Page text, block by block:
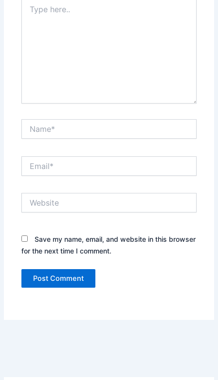
here..
Save my name, email, and website in this browser
for the next time I comment.